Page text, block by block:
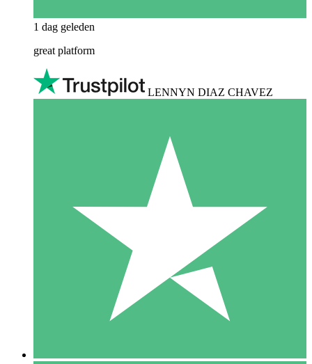
1 dag geleden
great platform
LENNYN DIAZ CHAVEZ